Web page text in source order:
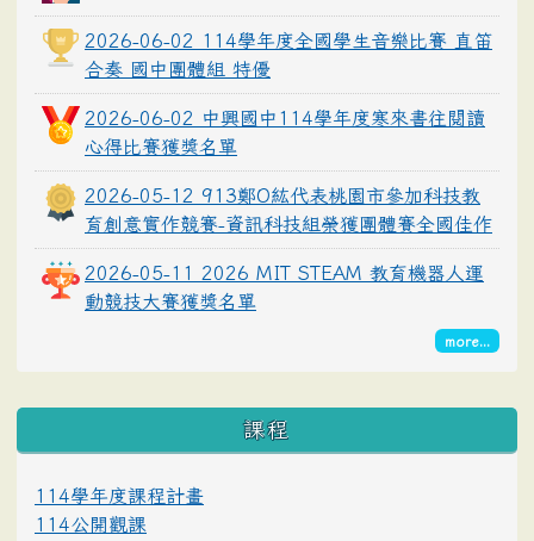
2026-06-02 114學年度全國學生音樂比賽 直笛
合奏 國中團體組 特優
2026-06-02 中興國中114學年度寒來書往閱讀
心得比賽獲獎名單
2026-05-12 913鄭O紘代表桃園市參加科技教
育創意實作競賽-資訊科技組榮獲團體賽全國佳作
2026-05-11 2026 MIT STEAM 教育機器人運
動競技大賽獲獎名單
more...
課程
114學年度課程計畫
114公開觀課